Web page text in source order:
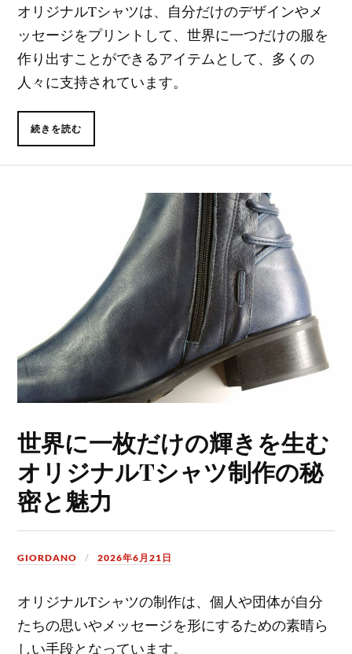
オリジナルTシャツは、自分だけのデザインやメ
ッセージをプリントして、世界に一つだけの服を
作り出すことができるアイテムとして、多くの
人々に支持されています。
続きを読む
世界に一枚だけの輝きを生む
オリジナルTシャツ制作の秘
密と魅力
GIORDANO 2026年6月21日
オリジナルTシャツの制作は、個人や団体が自分
たちの思いやメッセージを形にするための素晴ら
しい手段となっています。